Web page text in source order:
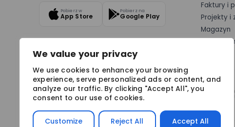
We value your privacy
We use cookies to enhance your browsing
experience, serve personalized ads or content, and
analyze our traffic. By clicking "Accept All", you
consent to our use of cookies.
Customize Reject All Accept All
Pobierz w
App Store
Pobierz na
Google Play
Faktury i
Projekty i
Magazyn
Dysk w
BEZPIECZEŃSTWO & NAGRODY